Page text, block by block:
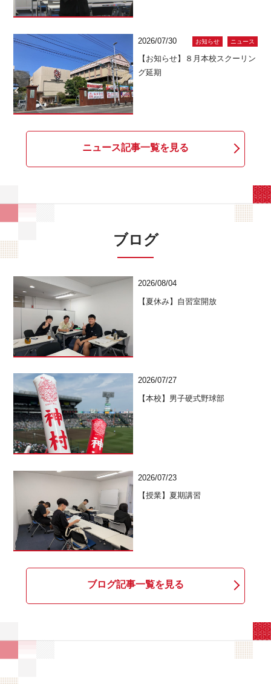
2026/07/30 お知らせ ニュース
【お知らせ】８月本校スクーリン
グ延期
ニュース記事一覧を見る
ブログ
2026/08/04
【夏休み】自習室開放
2026/07/27
【本校】男子硬式野球部
2026/07/23
【授業】夏期講習
ブログ記事一覧を見る